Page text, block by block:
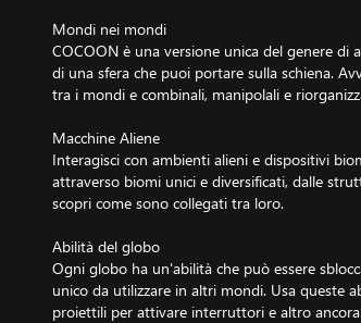
Mondi nei mondi
COCOON è una versione unica del genere
di una sfera che puoi portare sulla schiena.
tra i mondi e combinali, manipolali e
Macchine Aliene
Interagisci con ambienti alieni e dispositivi
attraverso biomi unici e diversificati, dalle
scopri come sono collegati tra loro.
Abilità del globo
Ogni globo ha un'abilità che può essere
unico da utilizzare in altri mondi. Usa queste
proiettili per attivare interruttori e altro